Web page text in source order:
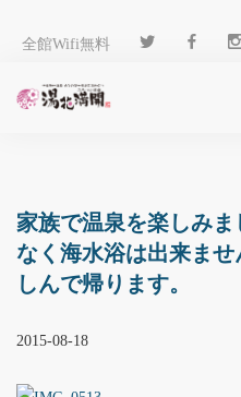
全館Wifi無料
客 室
温 泉
料 理
施 設
アクセス
ENGLISH
家族で温泉を楽しみま
なく海水浴は出来ま
しんで帰ります。
2015-08-18